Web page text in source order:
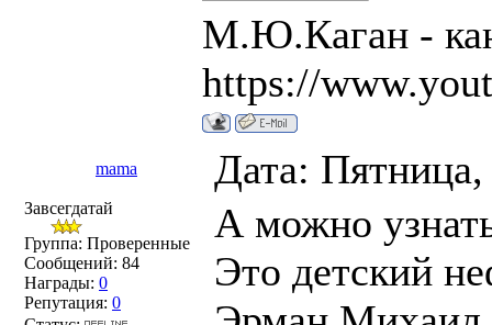
М.Ю.Каган -
https://
mama Дата:
Завсегдатай
Группа: Проверенные
Сообщений: 84
Награды: 0
Репутация: 0
А можно
Это детский